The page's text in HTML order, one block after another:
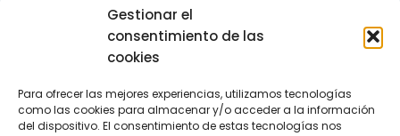
Gestionar el
consentimiento de las
cookies
Para ofrecer las mejores experiencias, utilizamos tecnologías
como las cookies para almacenar y/o acceder a la información
del dispositivo. El consentimiento de estas tecnologías nos
29590 Campanillas, Málaga